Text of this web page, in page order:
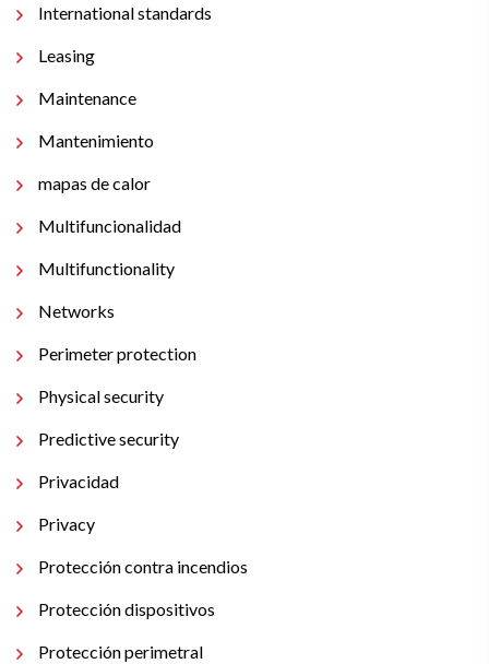
International standards
Leasing
Maintenance
Mantenimiento
mapas de calor
Multifuncionalidad
Multifunctionality
Networks
Perimeter protection
Physical security
Predictive security
Privacidad
Privacy
Protección contra incendios
Protección dispositivos
Protección perimetral